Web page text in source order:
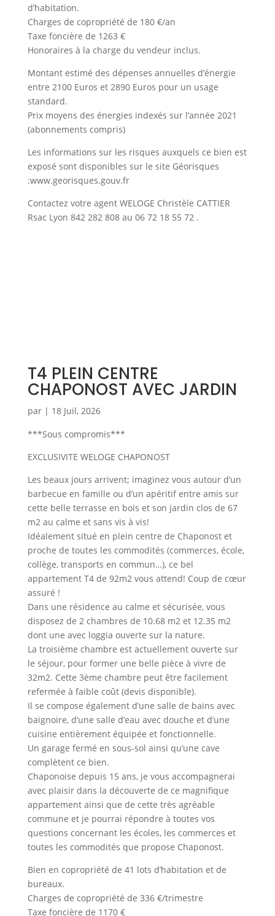
d’habitation.
Charges de copropriété de 180 €/an
Taxe foncière de 1263 €
Honoraires à la charge du vendeur inclus.
Montant estimé des dépenses annuelles d’énergie
entre 2100 Euros et 2890 Euros pour un usage
standard.
Prix moyens des énergies indexés sur l’année 2021
(abonnements compris)
Les informations sur les risques auxquels ce bien est
exposé sont disponibles sur le site Géorisques
:www.georisques.gouv.fr
Contactez votre agent WELOGE Christèle CATTIER
Rsac Lyon 842 282 808 au 06 72 18 55 72 .
T4 PLEIN CENTRE
CHAPONOST AVEC JARDIN
par | 18 Juil, 2026
***Sous compromis***
EXCLUSIVITE WELOGE CHAPONOST
Les beaux jours arrivent; imaginez vous autour d’un
barbecue en famille ou d’un apéritif entre amis sur
cette belle terrasse en bois et son jardin clos de 67
m2 au calme et sans vis à vis!
Idéalement situé en plein centre de Chaponost et
proche de toutes les commodités (commerces, école,
collège, transports en commun…), ce bel
appartement T4 de 92m2 vous attend! Coup de cœur
assuré !
Dans une résidence au calme et sécurisée, vous
disposez de 2 chambres de 10.68 m2 et 12.35 m2
dont une avec loggia ouverte sur la nature.
La troisième chambre est actuellement ouverte sur
le séjour, pour former une belle pièce à vivre de
32m2. Cette 3ème chambre peut être facilement
refermée à faible coût (devis disponible).
Il se compose également d’une salle de bains avec
baignoire, d’une salle d’eau avec douche et d’une
cuisine entièrement équipée et fonctionnelle.
Un garage fermé en sous-sol ainsi qu’une cave
complètent ce bien.
Chaponoise depuis 15 ans, je vous accompagnerai
avec plaisir dans la découverte de ce magnifique
appartement ainsi que de cette très agréable
commune et je pourrai répondre à toutes vos
questions concernant les écoles, les commerces et
toutes les commodités que propose Chaponost.
Bien en copropriété de 41 lots d’habitation et de
bureaux.
Charges de copropriété de 336 €/trimestre
Taxe foncière de 1170 €